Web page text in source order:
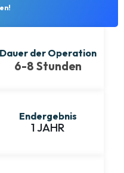
Dauer der Operation
6-8 Stunden
Endergebnis
1 JAHR